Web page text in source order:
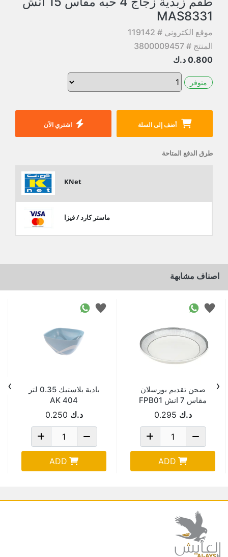
MAS8331
موقع الكتروني # 119142
المنتج # 3800009457
0.800 د.ك
متوفر
أضف إلى السلة اشتري الآن
طرق الدفع المتاحة
KNet
ماستر كارد / فيزا
اصناف مشابهة
صحن تقديم بورسلان
مقاس 7 انش FPB01
د.ك 0.295
ADD
بادية بلاستيك 0.35 لتر
AK 404
د.ك 0.250
ADD
‹
›